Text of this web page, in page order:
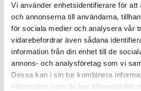
Vi använder enhetsidentifierare för att
och annonserna till användarna,
för sociala medier och analysera vår
vidarebefordrar även sådana
information från din enhet till de
annons- och analysföretag som vi
Dessa kan i sin tur kombinera
information som du har tillhandahållit
Vi har ett brett utbud av
underhålls- och
restaureringstjänster,
annat garagestädning,
betongimpregnering
Allt för att föränga